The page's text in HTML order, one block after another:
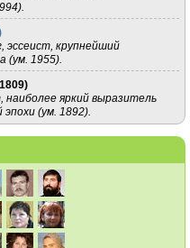
эссеист, крупнейший
(ум. 1955).
)
яркий выразитель
(ум. 1892).